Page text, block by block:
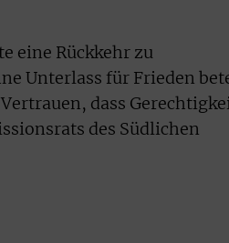
eine Rückkehr zu
Unterlass für Frieden
dass
des Südlichen